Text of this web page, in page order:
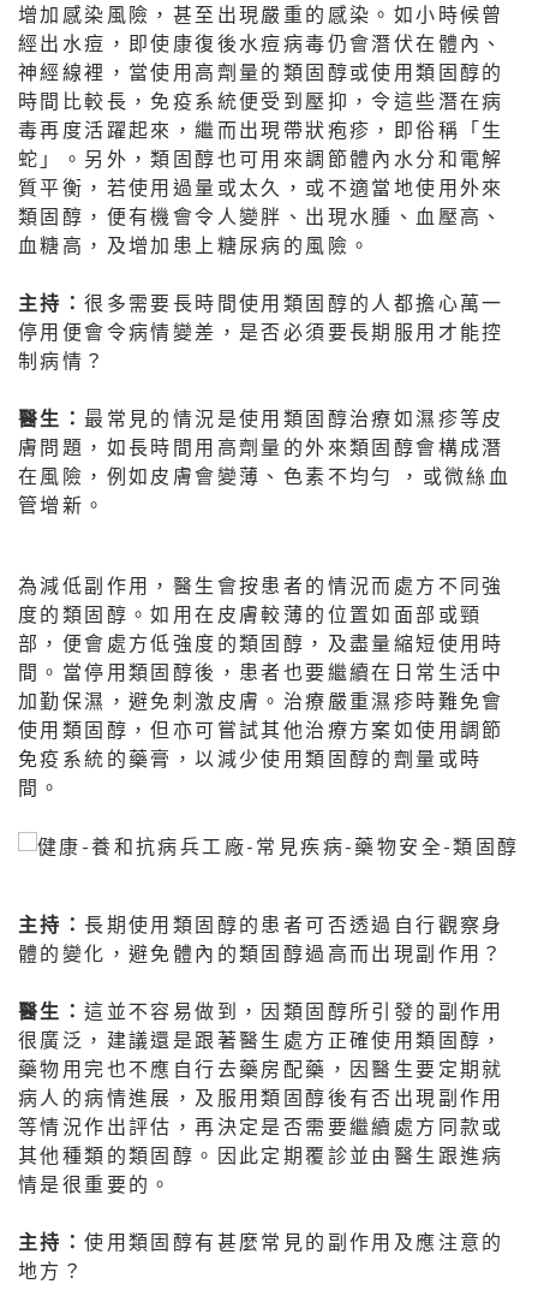
增加感染風險，甚至出現嚴重的感染。如小時候曾
經出水痘，即使康復後水痘病毒仍會潛伏在體內、
神經線裡，當使用高劑量的類固醇或使用類固醇的
時間比較長，免疫系統便受到壓抑，令這些潛在病
毒再度活躍起來，繼而出現帶狀疱疹，即俗稱「生
蛇」。另外，類固醇也可用來調節體內水分和電解
質平衡，若使用過量或太久，或不適當地使用外來
類固醇，便有機會令人變胖、出現水腫、血壓高、
血糖高，及增加患上糖尿病的風險。
主持：很多需要長時間使用類固醇的人都擔心萬一
停用便會令病情變差，是否必須要長期服用才能控
制病情？
醫生： 最常見的情況是使用類固醇治療如濕疹等皮
膚問題，如長時間用高劑量的外來類固醇會構成潛
在風險，例如皮膚會變薄、色素不均勻 ，或微絲血
管增新。
為減低副作用，醫生會按患者的情況而處方不同強
度的類固醇。如用在皮膚較薄的位置如面部或頸
部，便會處方低強度的類固醇，及盡量縮短使用時
間。當停用類固醇後，患者也要繼續在日常生活中
加勤保濕，避免刺激皮膚。治療嚴重濕疹時難免會
使用類固醇，但亦可嘗試其他治療方案如使用調節
免疫系統的藥膏，以減少使用類固醇的劑量或時
間。
主持：長期使用類固醇的患者可否透過自行觀察身
體的變化，避免體內的類固醇過高而出現副作用？
醫生：這並不容易做到，因類固醇所引發的副作用
很廣泛，建議還是跟著醫生處方正確使用類固醇，
藥物用完也不應自行去藥房配藥，因醫生要定期就
病人的病情進展，及服用類固醇後有否出現副作用
等情況作出評估，再決定是否需要繼續處方同款或
其他種類的類固醇。因此定期覆診並由醫生跟進病
情是很重要的。
主持：使用類固醇有甚麼常見的副作用及應注意的
地方？